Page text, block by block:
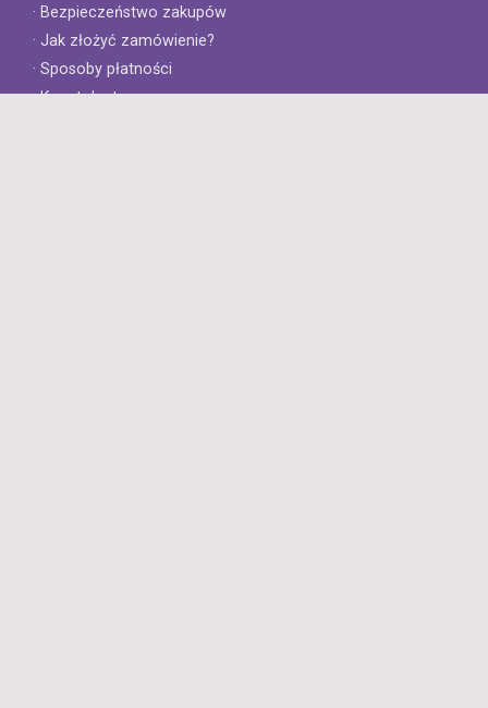
· Bezpieczeństwo zakupów
· Jak złożyć zamówienie?
· Sposoby płatności
· Koszt dostawy